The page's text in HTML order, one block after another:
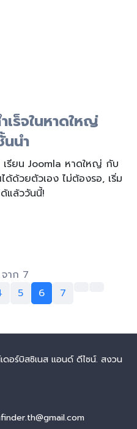
เร็จในหาดใหญ่
นำ
เรียน Joomla หาดใหญ่ กับ
ด้ด้วยตัวเอง ไม่ต้องรอ, เริ่ม
แล้ววันนี้!
5 6 7
าก 7
อร์บิสซิเนส แอนด์ ดีไซน์. สงวน